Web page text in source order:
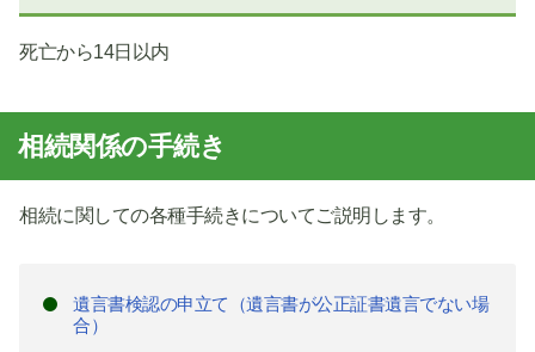
死亡から14日以内
相続関係の手続き
相続に関しての各種手続きについてご説明します。
遺言書検認の申立て（遺言書が公正証書遺言でない場
合）